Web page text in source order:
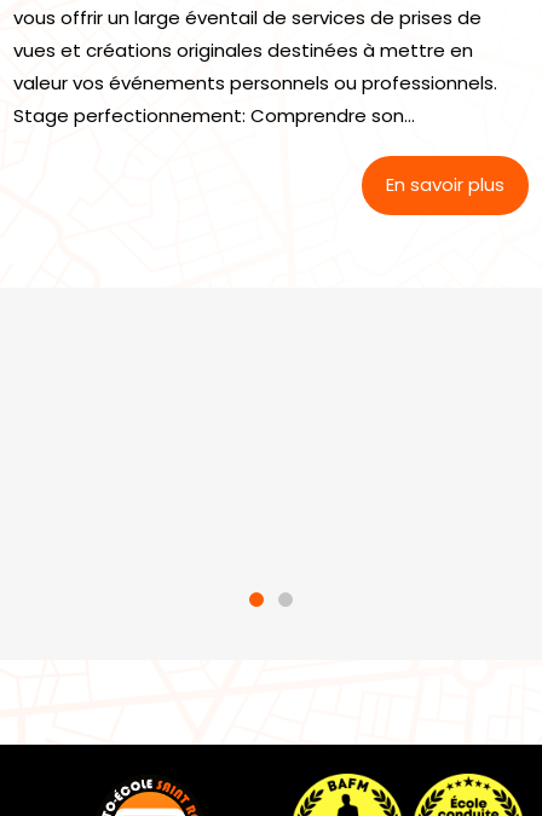
vous offrir un large éventail de services de prises de
vues et créations originales destinées à mettre en
valeur vos événements personnels ou professionnels.
Stage perfectionnement: Comprendre son...
En savoir plus